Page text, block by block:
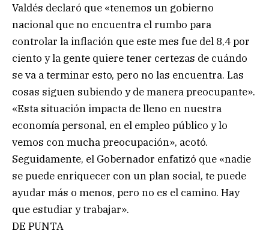
Valdés declaró que «tenemos un gobierno
nacional que no encuentra el rumbo para
controlar la inflación que este mes fue del 8,4 por
ciento y la gente quiere tener certezas de cuándo
se va a terminar esto, pero no las encuentra. Las
cosas siguen subiendo y de manera preocupante».
«Esta situación impacta de lleno en nuestra
economía personal, en el empleo público y lo
vemos con mucha preocupación», acotó.
Seguidamente, el Gobernador enfatizó que «nadie
se puede enriquecer con un plan social, te puede
ayudar más o menos, pero no es el camino. Hay
que estudiar y trabajar».
DE PUNTA